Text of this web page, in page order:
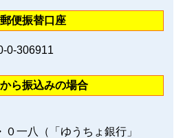
便振替口座
ら振込みの場合
一八（「ゆうちょ銀行」